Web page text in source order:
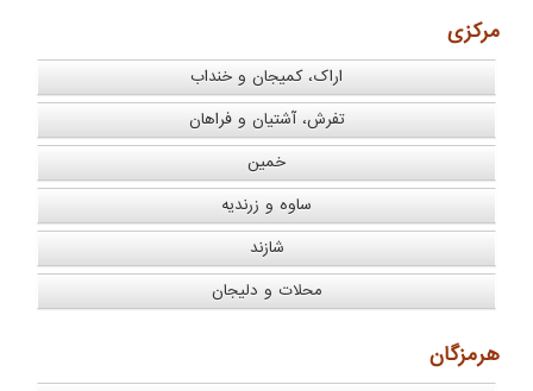
مركزی
اراک، کمیجان و خنداب
تفرش، آشتیان و فراهان
خمین
ساوه و زرندیه
شازند
محلات و دلیجان
هرمزگان